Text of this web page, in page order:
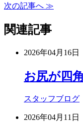
次の記事へ ≫
関連記事
2026年04月16日
お尻が四
スタッフブログ
2026年04月11日